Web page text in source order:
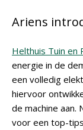
Ariens
Helthuis Tuin en
energie in de
een volledig
hiervoor
de machine aan.
voor een top-